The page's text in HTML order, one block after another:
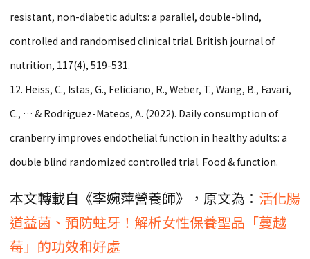
resistant, non-diabetic adults: a parallel, double-blind,
controlled and randomised clinical trial. British journal of
nutrition, 117(4), 519-531.
12. Heiss, C., Istas, G., Feliciano, R., Weber, T., Wang, B., Favari,
C., … & Rodriguez-Mateos, A. (2022). Daily consumption of
cranberry improves endothelial function in healthy adults: a
double blind randomized controlled trial. Food & function.
本文轉載自《李婉萍營養師》，原文為： 活化腸
道益菌、預防蛀牙！解析女性保養聖品「蔓越
莓」的功效和好處